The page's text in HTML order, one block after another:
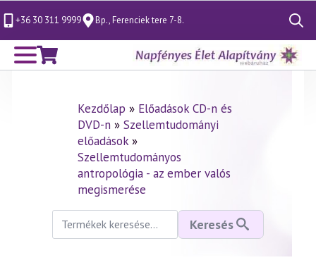
+36 30 311 9999 Bp., Ferenciek tere 7-8.
Search
for:
Kezdőlap » Előadások CD-n és
DVD-n» Szellemtudományi
előadások»
Szellemtudományos
antropológia - az ember valós
megismerése
Keresés
következőre:
Keresés